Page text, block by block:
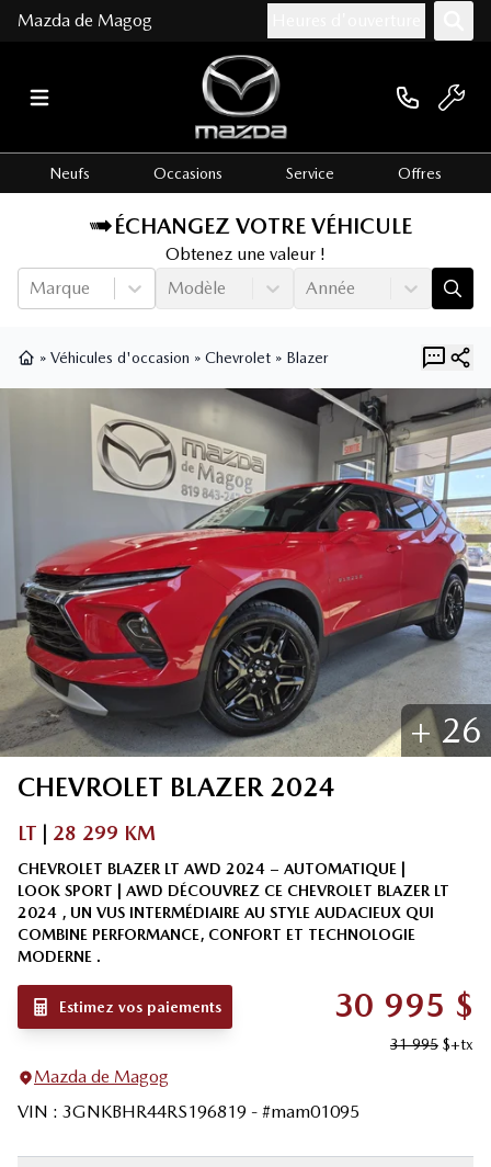
Mazda de Magog
Neufs Occasions Service Offres
ÉCHANGEZ VOTRE VÉHICULE
Obtenez une valeur !
Marque
Modèle Année
» Véhicules d'occasion » Chevrolet » Blazer
+26
CHEVROLET BLAZER2024
LT 28 299 KM
CHEVROLET BLAZER LT AWD 2024 – AUTOMATIQUE |
LOOK SPORT | AWD DÉCOUVREZ CE CHEVROLET BLAZER LT
2024 , UN VUS INTERMÉDIAIRE AU STYLE AUDACIEUX QUI
COMBINE PERFORMANCE, CONFORT ET TECHNOLOGIE
MODERNE .
30 995 $
31 995$+tx
Estimez vos paiements
Mazda de Magog
VIN : 3GNKBHR44RS196819 - #mam01095